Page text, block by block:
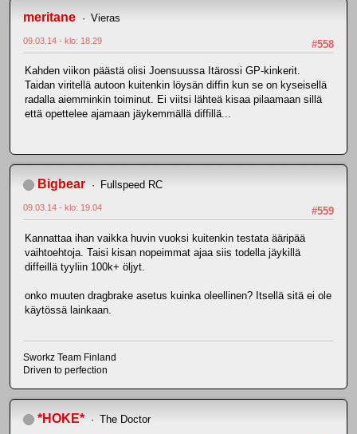
meritane Vieras
#558
09.03.14 - klo: 18.29
Kahden viikon päästä olisi Joensuussa Itärossi GP-kinkerit.
Taidan viritellä autoon kuitenkin löysän diffin kun se on kyseisellä
radalla aiemminkin toiminut. Ei viitsi lähteä kisaa pilaamaan sillä
että opettelee ajamaan jäykemmällä diffillä...
Bigbear Fullspeed RC
#559
09.03.14 - klo: 19.04
Kannattaa ihan vaikka huvin vuoksi kuitenkin testata ääripää
vaihtoehtoja. Taisi kisan nopeimmat ajaa siis todella jäykillä
diffeillä tyyliin 100k+ öljyt.
onko muuten dragbrake asetus kuinka oleellinen? Itsellä sitä ei ole
käytössä lainkaan.
Sworkz Team Finland
Driven to perfection
*HOKE* The Doctor